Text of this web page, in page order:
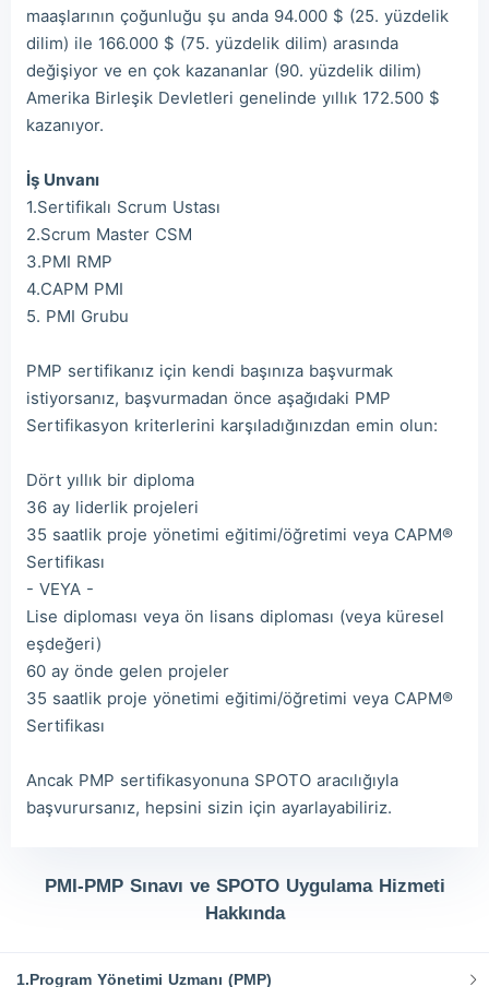
maaşlarının çoğunluğu şu anda 94.000 $ (25. yüzdelik
dilim) ile 166.000 $ (75. yüzdelik dilim) arasında
değişiyor ve en çok kazananlar (90. yüzdelik dilim)
Amerika Birleşik Devletleri genelinde yıllık 172.500 $
kazanıyor.
İş Unvanı
1.Sertifikalı Scrum Ustası
2.Scrum Master CSM
3.PMI RMP
4.CAPM PMI
5. PMI Grubu
PMP sertifikanız için kendi başınıza başvurmak
istiyorsanız, başvurmadan önce aşağıdaki PMP
Sertifikasyon kriterlerini karşıladığınızdan emin olun:
Dört yıllık bir diploma
36 ay liderlik projeleri
35 saatlik proje yönetimi eğitimi/öğretimi veya CAPM®
Sertifikası
- VEYA -
Lise diploması veya ön lisans diploması (veya küresel
eşdeğeri)
60 ay önde gelen projeler
35 saatlik proje yönetimi eğitimi/öğretimi veya CAPM®
Sertifikası
Ancak PMP sertifikasyonuna SPOTO aracılığıyla
başvurursanız, hepsini sizin için ayarlayabiliriz.
PMI-PMP Sınavı ve SPOTO Uygulama Hizmeti
Hakkında
1.Program Yönetimi Uzmanı (PMP)